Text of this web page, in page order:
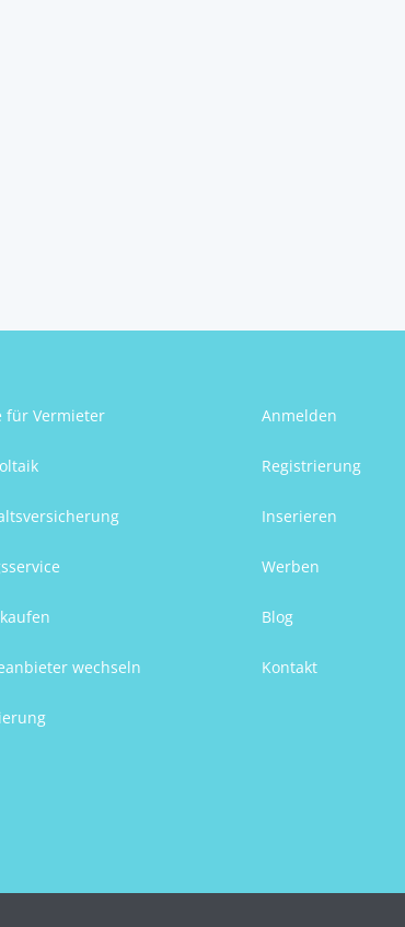
für Vermieter
wechseln
Anmelden
Registrierung
Inserieren
Werben
Blog
Kontakt